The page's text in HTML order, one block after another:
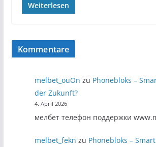
Weiterlesen
Kommentare
melbet_ouOn zu Phonebloks –
der Zukunft?
4. April 2026
мелбет телефон поддержки
melbet_fekn zu Phonebloks –